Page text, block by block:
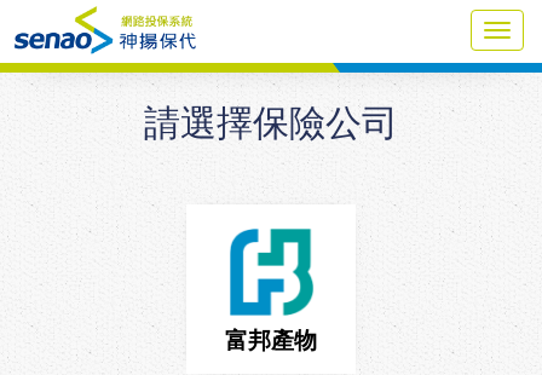
請選擇保險公司
富邦產物